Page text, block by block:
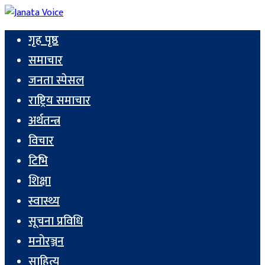
गृह पृष्ठ
समाचार
जनता स्पेसल
राष्ट्रिय समाचार
अर्थतन्त्र
विचार
टिभि
शिक्षा
स्वास्थ्य
सूचना प्रविधि
मनोरञ्जन